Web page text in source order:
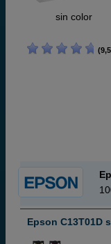
sin color
Epson C13T01D